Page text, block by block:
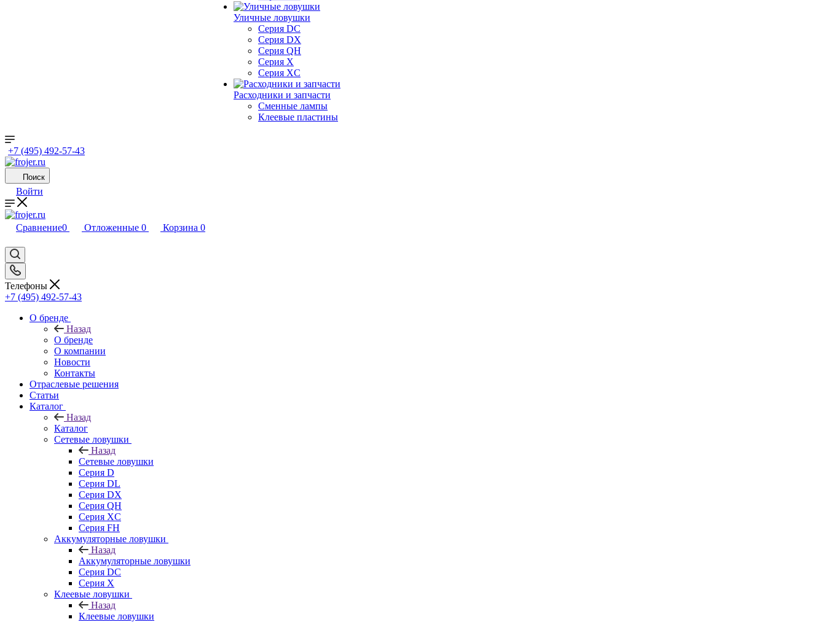
Уличные ловушки
Серия DC
Серия DX
Серия QH
Серия X
Серия XC
Расходники и запчасти
Сменные лампы
Клеевые пластины
+7 (495) 492-57-43
Поиск
Войти
Сравнение0 Отложенные 0 Корзина 0
Телефоны
+7 (495) 492-57-43
О бренде
Назад
О бренде
О компании
Новости
Контакты
Отраслевые решения
Статьи
Каталог
Назад
Каталог
Сетевые ловушки
Назад
Сетевые ловушки
Серия D
Серия DL
Серия DX
Серия QH
Серия XC
Серия FH
Аккумуляторные ловушки
Назад
Аккумуляторные ловушки
Серия DC
Серия X
Клеевые ловушки
Назад
Клеевые ловушки